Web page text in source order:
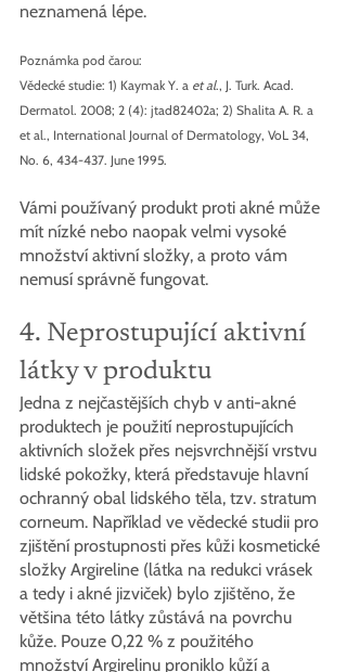
neznamená lépe.
Poznámka pod čarou:
Vědecké studie: 1) Kaymak Y. a et al., J. Turk. Acad.
Dermatol. 2008; 2 (4): jtad82402a; 2) Shalita A. R. a
et al., International Journal of Dermatology, VoL 34,
No. 6, 434-437. June 1995.
Vámi používaný produkt proti akné může
mít nízké nebo naopak velmi vysoké
množství aktivní složky, a proto vám
nemusí správně fungovat.
4. Neprostupující aktivní
látky v produktu
Jedna z nejčastějších chyb v anti-akné
produktech je použití neprostupujících
aktivních složek přes nejsvrchnější vrstvu
lidské pokožky, která představuje hlavní
ochranný obal lidského těla, tzv. stratum
corneum. Například ve vědecké studii pro
zjištění prostupnosti přes kůži kosmetické
složky Argireline (látka na redukci vrásek
a tedy i akné jizviček) bylo zjištěno, že
většina této látky zůstává na povrchu
kůže. Pouze 0,22 % z použitého
množství Argirelinu proniklo kůží a